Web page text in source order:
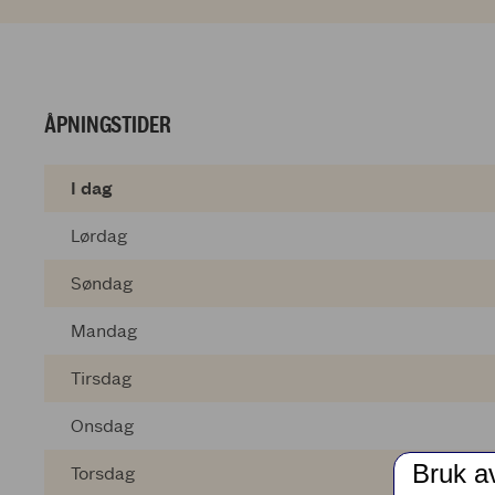
ÅPNINGSTIDER
I dag
Lørdag
Søndag
Mandag
Tirsdag
Onsdag
Torsdag Bruk